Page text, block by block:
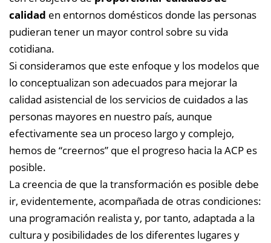
calidad en entornos domésticos donde las personas
pudieran tener un mayor control sobre su vida
cotidiana.
Si consideramos que este enfoque y los modelos que
lo conceptualizan son adecuados para mejorar la
calidad asistencial de los servicios de cuidados a las
personas mayores en nuestro país, aunque
efectivamente sea un proceso largo y complejo,
hemos de “creernos” que el progreso hacia la ACP es
posible.
La creencia de que la transformación es posible debe
ir, evidentemente, acompañada de otras condiciones:
una programación realista y, por tanto, adaptada a la
cultura y posibilidades de los diferentes lugares y